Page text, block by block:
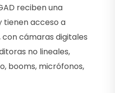
reciben una
acceso a
cámaras digitales
no lineales,
booms, micrófonos,